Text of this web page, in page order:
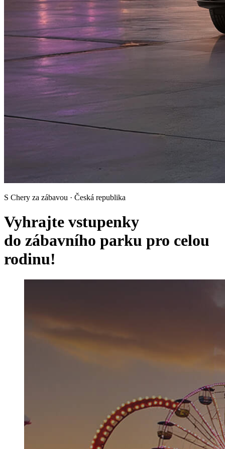
S Chery za zábavou · Česká republika
Vyhrajte vstupenky
do zábavního parku pro celou
rodinu!